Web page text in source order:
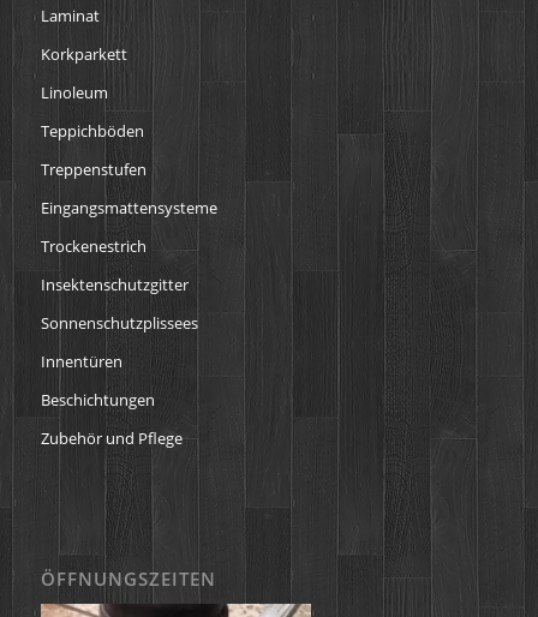
Laminat
Korkparkett
Linoleum
Teppichböden
Treppenstufen
Eingangsmattensysteme
Trockenestrich
Insektenschutzgitter
Sonnenschutzplissees
Innentüren
Beschichtungen
Zubehör und Pflege
ÖFFNUNGSZEITEN